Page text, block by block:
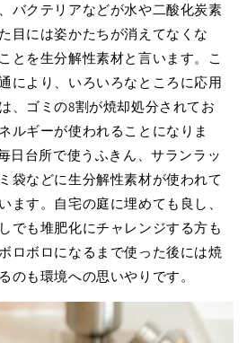
バクテリアなどが水や二酸化炭素
目には姿かたちが消えてなくな
とを生分解性素材と言います。こ
により、いろいろなところに応用
、ゴミの8割が焼却処分されてお
ルギーが使われることになりま
日台所で使うふきん、サランラッ
袋などに生分解性素材が使われて
ます。自宅の庭に埋めても良し、
でも堆肥化にチャレンジする方も
ロボロになるまで使った後には焼
のも環境への思いやりです。